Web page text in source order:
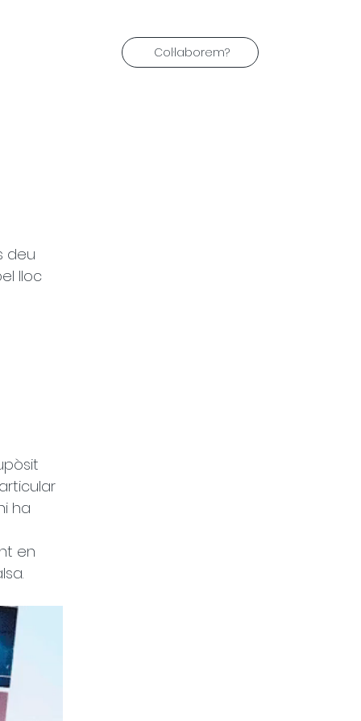
Col·laborem?
deu
lloc
ha
en